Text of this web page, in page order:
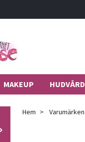
MAKEUP HUDVÅRD
Hem Varumärken